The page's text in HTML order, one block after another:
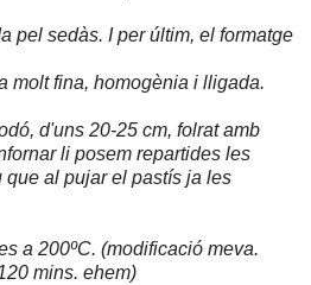
pel sedàs. I per últim, el formatge
molt fina, homogènia i lligada.
d'uns 20-25 cm, folrat amb
li posem repartides les
al pujar el pastís ja les
a 200ºC. (modificació meva.
mins. ehem)